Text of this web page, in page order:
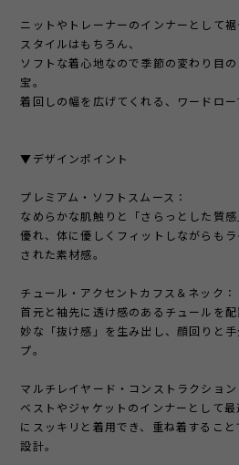
ニットやトレーナーのインナーとして
スタイルはもちろん、
ソフトな着心地なので季節の変わり目
宝。
着回しの幅を広げてくれる、ワードロー
▼デザインポイント
プレミアム・ソフトスムース：
なめらかな肌触りと「さらっとした質
優れ、体に優しくフィットしながらも
された素材感。
チュール・アクセントカフス＆ネック：
首元と袖先に透け感のあるチュールを
妙な「抜け感」を生み出し、顔回りと
プ。
マルチレイヤード・コンストラクション
ベストやジャケットのインナーとして
にスッキリと着用でき、重ね着するこ
設計。